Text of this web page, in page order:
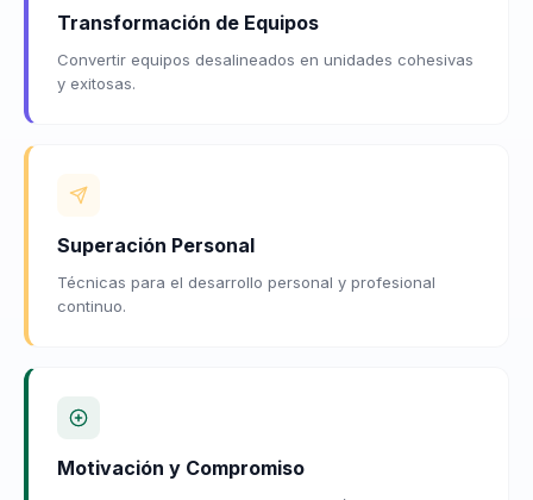
Transformación de Equipos
Convertir equipos desalineados en unidades cohesivas
y exitosas.
Superación Personal
Técnicas para el desarrollo personal y profesional
continuo.
Motivación y Compromiso